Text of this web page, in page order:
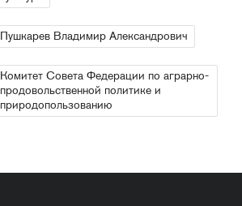
Пушкарев Владимир Александрович
Комитет Совета Федерации по аграрно-
продовольственной политике и
природопользованию